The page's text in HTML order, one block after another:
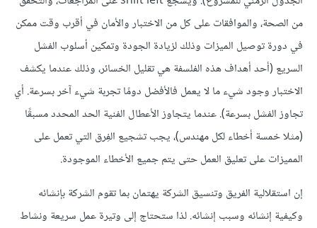
من الصحة، والموافقات على كل من الاختبار والأمان في أقرب وقت ممكن
في دورة توصيل الميزات وذلك لزيادة الجودة وتمكين أسلوب الفشل
السريع (أحد أهداف هذه الفلسفة هي تقليل الخسائر، وذلك عندما يكشف
الاختبار وجود شيء ما لا يعمل فالأفضل دومًا تجربة شيء آخر بسرعة. أي
تجاوز الفشل بسرعة). عندما يتجاوز الأعطال الفنية الحد المحدد مسبقًا
(مثلا خمسة أخطاء لكل مهندس)، يجب تشجيع الفِرق التي تعمل على
المميزات على تعليق العمل حتى يتم جميع الأخطاء الموجودة.
إن استقلالية الفريق وتنسيق الشركة يهتمان بما تقوم الشركة بإنشائه
وكيفية إنشائه وسبب إنشائه. لذا ستحتاج إلى وتيرة عمل سريعة ونشاط